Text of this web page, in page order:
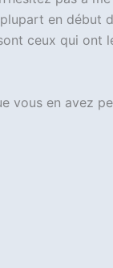
en début
ceux qui ont
vous en avez